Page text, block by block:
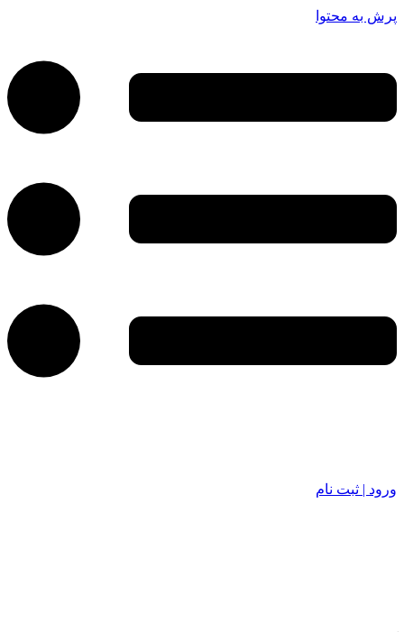
پرش به محتوا
ورود | ثبت نام